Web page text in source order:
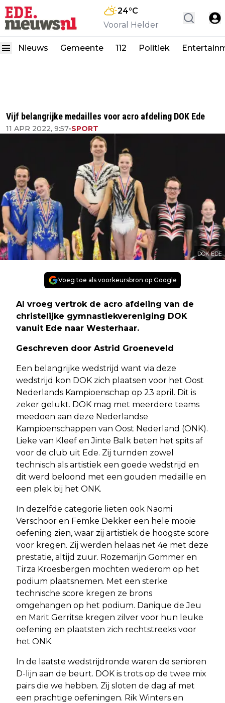
24°C
Vooral Helder
Nieuws Gemeente 112 Politiek
Vijf belangrijke medailles voor acro afdeling DOK Ede
11 APR 2022, 9:57•SPORT
DOK EDE
Voeg toe als voorkeursbron op Google
Al vroeg vertrok de acro afdeling van de
christelijke gymnastiekvereniging DOK
vanuit Ede naar Westerhaar.
Geschreven door Astrid Groeneveld
Een belangrijke wedstrijd want via deze
wedstrijd kon DOK zich plaatsen voor het Oost
Nederlands Kampioenschap op 23 april. Dit is
zeker gelukt. DOK mag met meerdere teams
meedoen aan deze Nederlandse
Kampioenschappen van Oost Nederland (ONK).
Lieke van Kleef en Jinte Balk beten het spits af
voor de club uit Ede. Zij turnden zowel
technisch als artistiek een goede wedstrijd en
dit werd beloond met een gouden medaille en
een plek bij het ONK.
In dezelfde categorie lieten ook Naomi
Verschoor en Femke Dekker een hele mooie
oefening zien, waar zij artistiek de hoogste score
voor kregen. Zij werden helaas net 4e met deze
prestatie, altijd zuur. Rozemarijn Gommer en
Tirza Kroesbergen mochten wederom op het
podium plaatsnemen. Met een sterke
technische score kregen ze brons
omgehangen op het podium. Danique de Jeu
en Marit Gerritse kregen zilver voor hun leuke
oefening en plaatsten zich rechtstreeks voor
het ONK.
In de laatste wedstrijdronde waren de senioren
D-lijn aan de beurt. DOK is trots op de twee mix
pairs die we hebben. Zij sloten de dag af met
een prachtige oefeningen. Rik Winters en